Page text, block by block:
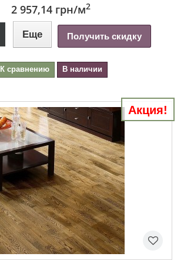
2 957,14 грн/м2
Еще Получить скидку
К сравнению В наличии
Акция!